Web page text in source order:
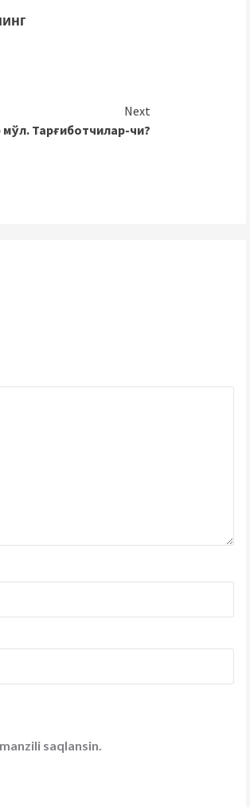
Next
Тарғиботчилар-чи?
saqlansin.